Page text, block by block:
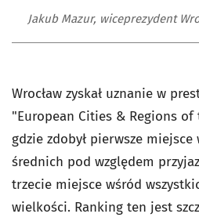
Jakub Mazur, wiceprezydent
Wrocław zyskał uznanie w
"European Cities & Regions of
gdzie zdobył pierwsze
średnich pod względem
trzecie miejsce wśród
wielkości. Ranking ten jest